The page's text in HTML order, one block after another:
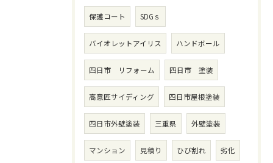
保護コート SDGｓ
バイオレットアイリス ハンドボール
四日市 リフォーム 四日市 塗装
高意匠サイディング 四日市屋根塗装
四日市外壁塗装 三重県 外壁塗装
マンション 見積り ひび割れ 劣化